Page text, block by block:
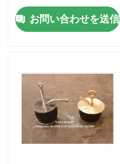
製品
企業情報
お問い合わせを送信